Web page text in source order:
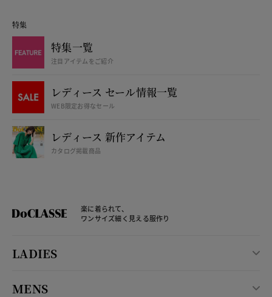
特集
特集一覧
注目アイテムをご紹介
レディース セール情報一覧
WEB限定お得なセール
レディース 新作アイテム
カタログ掲載商品
楽に着られて、
ワンサイズ細く見える服作り
LADIES
MENS